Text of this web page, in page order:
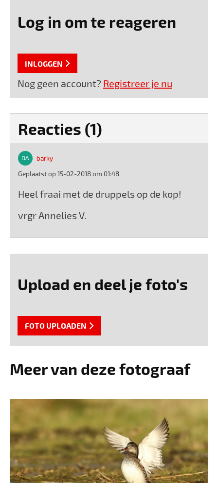
Log in om te reageren
INLOGGEN
Nog geen account? Registreer je nu
Reacties (1)
barky
Geplaatst op 15-02-2018 om 01:48
Heel fraai met de druppels op de kop!
vrgr Annelies V.
Upload en deel je foto's
FOTO UPLOADEN
Meer van deze fotograaf